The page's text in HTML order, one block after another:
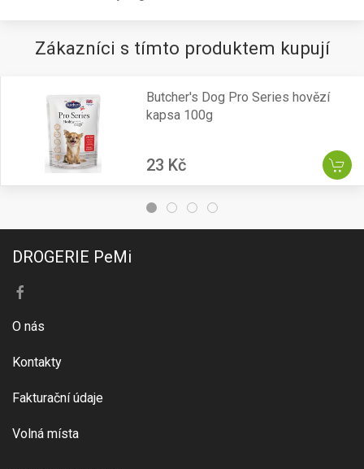
Zákazníci s tímto produktem kupují
Butcher's Dog Pro Series hovězí
kapsa 100g
23 Kč
DROGERIE PeMi
O nás
Kontakty
Fakturační údaje
Volná místa